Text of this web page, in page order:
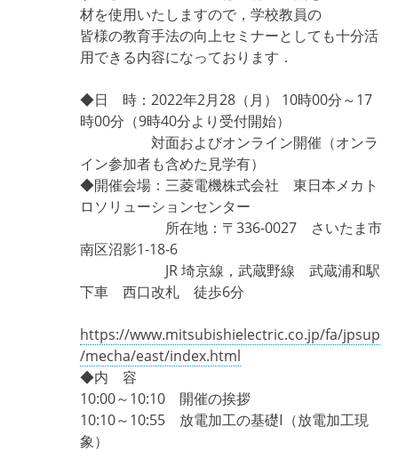
材を使用いたしますので，学校教員の
皆様の教育手法の向上セミナーとしても十分活
用できる内容になっております．
◆日 時：2022年2月28（月） 10時00分～17
時00分（9時40分より受付開始）
対面およびオンライン開催（オンラ
イン参加者も含めた見学有）
◆開催会場：三菱電機株式会社 東日本メカト
ロソリューションセンター
所在地：〒336-0027 さいたま市
南区沼影1‐18‐6
JR 埼京線，武蔵野線 武蔵浦和駅
下車 西口改札 徒歩6分
https://www.mitsubishielectric.co.jp/fa/jpsup
/mecha/east/index.html
◆内 容
10:00～10:10 開催の挨拶
10:10～10:55 放電加工の基礎Ⅰ（放電加工現
象）